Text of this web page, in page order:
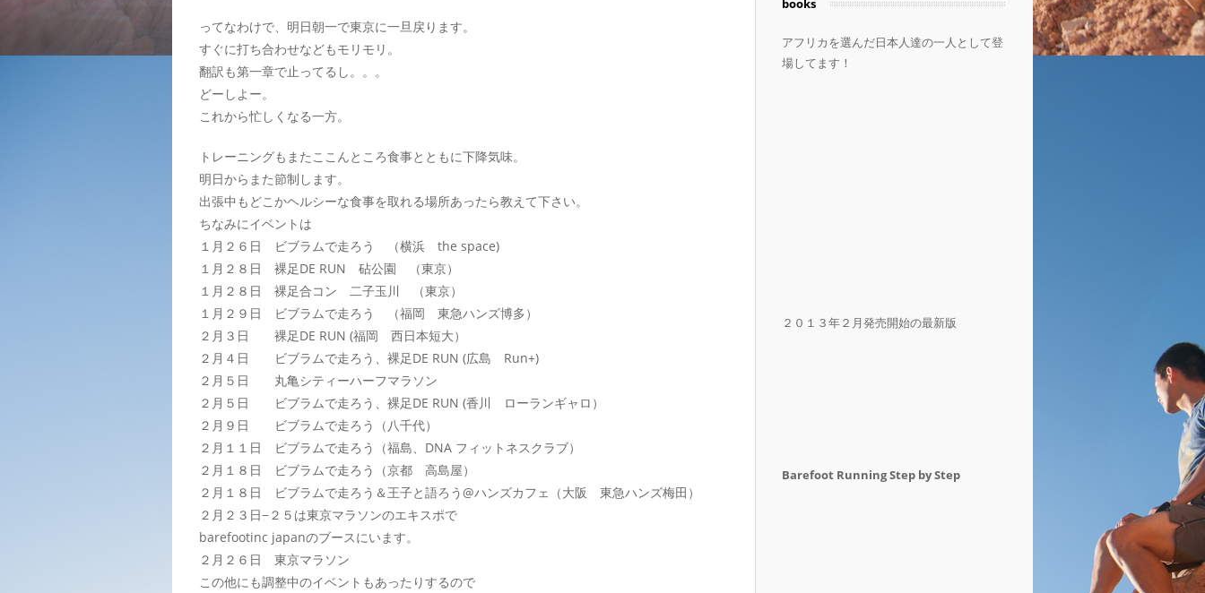
ってなわけで、明日朝一で東京に一旦戻ります。
すぐに打ち合わせなどもモリモリ。
翻訳も第一章で止ってるし。。。
どーしよー。
これから忙しくなる一方。
トレーニングもまたここんところ食事とともに下降気味。
明日からまた節制します。
出張中もどこかヘルシーな食事を取れる場所あったら教えて下さい。
ちなみにイベントは
１月２６日 ビブラムで走ろう （横浜 the space)
１月２８日 裸足DE RUN 砧公園 （東京）
１月２８日 裸足合コン 二子玉川 （東京）
１月２９日 ビブラムで走ろう （福岡 東急ハンズ博多）
２月３日 裸足DE RUN (福岡 西日本短大）
２月４日 ビブラムで走ろう、裸足DE RUN (広島 Run+)
２月５日 丸亀シティーハーフマラソン
２月５日 ビブラムで走ろう、裸足DE RUN (香川 ローランギャロ）
２月９日 ビブラムで走ろう（八千代）
２月１１日 ビブラムで走ろう（福島、DNA フィットネスクラブ）
２月１８日 ビブラムで走ろう（京都 高島屋）
２月１８日 ビブラムで走ろう＆王子と語ろう@ハンズカフェ（大阪 東急ハンズ梅田）
２月２３日−２５は東京マラソンのエキスポで
barefootinc japanのブースにいます。
２月２６日 東京マラソン
この他にも調整中のイベントもあったりするので
ブ
books
アフリカを選んだ日本人達の一人として登
場してます！
２０１３年２月発売開始の最新版
Barefoot Running Step by Step